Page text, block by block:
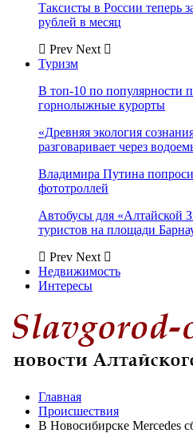
Таксисты в России теперь
рублей в месяц
Prev Next
Туризм
В топ-10 по популярности
горнолыжные курорты
«Древняя экология
разговаривает через
Владимира Путина
фототроллей
Автобусы для «Алтайской
туристов на площади
Prev Next
Недвижимость
Интересы
Главная
Происшествия
В Новосибирске Mercedes